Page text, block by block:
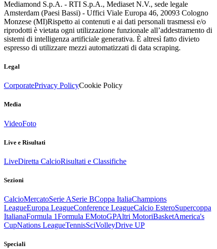
Mediamond S.p.A. - RTI S.p.A., Mediaset N.V., sede legale
Amsterdam (Paesi Bassi) - Uffici Viale Europa 46, 20093 Cologno
Monzese (MI)Rispetto ai contenuti e ai dati personali trasmessi e/o
riprodotti è vietata ogni utilizzazione funzionale all’addestramento di
sistemi di intelligenza artificiale generativa. È altresì fatto divieto
espresso di utilizzare mezzi automatizzati di data scraping.
Legal
CorporatePrivacy PolicyCookie Policy
Media
VideoFoto
Live e Risultati
LiveDiretta CalcioRisultati e Classifiche
Sezioni
CalcioMercatoSerie ASerie BCoppa ItaliaChampions
LeagueEuropa LeagueConference LeagueCalcio EsteroSupercoppa
ItalianaFormula 1Formula EMotoGPAltri MotoriBasketAmerica's
CupNations LeagueTennisSciVolleyDrive UP
Speciali